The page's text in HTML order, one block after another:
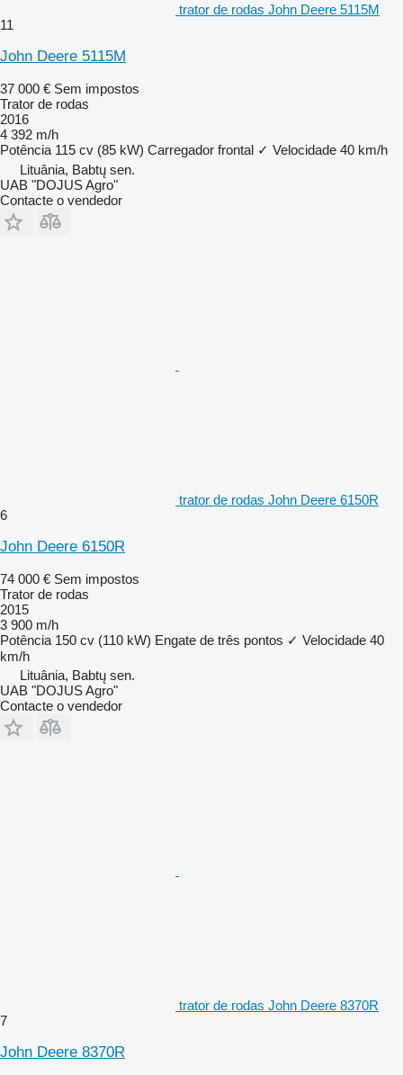
trator de rodas John Deere 5115M
11
John Deere 5115M
37 000 € Sem impostos
Trator de rodas
2016
4 392 m/h
Potência 115 cv (85 kW) Carregador frontal ✓ Velocidade 40 km/h
Lituânia, Babtų sen.
UAB "DOJUS Agro"
Contacte o vendedor
trator de rodas John Deere 6150R
6
John Deere 6150R
74 000 € Sem impostos
Trator de rodas
2015
3 900 m/h
Potência 150 cv (110 kW) Engate de três pontos ✓ Velocidade 40
km/h
Lituânia, Babtų sen.
UAB "DOJUS Agro"
Contacte o vendedor
trator de rodas John Deere 8370R
7
John Deere 8370R